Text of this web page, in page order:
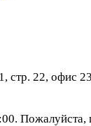
стр. 22, офис
Пожалуйста,